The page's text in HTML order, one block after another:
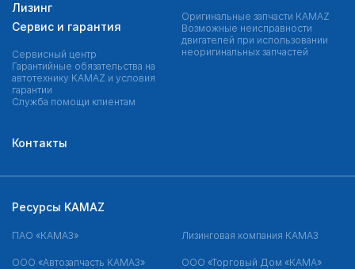
Лизинг
Сервис и гарантия
Сервисный центр
Гарантийные обязательства на
автотехнику KAMAZ и условия
гарантии
Служба помощи клиентам
Оригинальные запчасти КAMAZ
Возможные неисправности
двигателей при использовании
неоригинальных запчастей
Контакты
Ресурсы KAMAZ
ПАО «КАМАЗ» Лизинговая компания КАМАЗ
ООО «Автозапчасть КАМАЗ» ООО «Торговый Дом «КАМА»